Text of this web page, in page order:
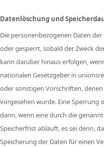
Datenlöschung und
Die personenbezogenen Daten
oder gesperrt, sobald der Zweck
kann darüber hinaus erfolgen,
nationalen Gesetzgeber in
oder sonstigen Vorschriften,
vorgesehen wurde. Eine Sperrung
dann, wenn eine durch die
Speicherfrist abläuft, es sei denn,
Speicherung der Daten für einen